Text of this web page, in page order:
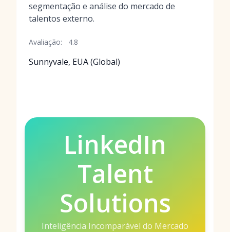
segmentação e análise do mercado de
talentos externo.
Avaliação: 4.8
Sunnyvale, EUA (Global)
LinkedIn
Talent
Solutions
Inteligência Incomparável do Mercado